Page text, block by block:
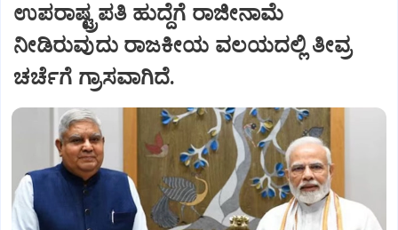
ಉಪರಾಷ್ಟ್ರಪತಿ ಹುದ್ದೆಗೆ ರಾಜೀನಾಮೆ
ನೀಡಿರುವುದು ರಾಜಕೀಯ ವಲಯದಲ್ಲಿ ತೀವ್ರ
ಚರ್ಚೆಗೆ ಗ್ರಾಸವಾಗಿದೆ.